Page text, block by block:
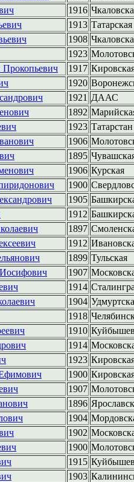
1916
1913 Татарская
1908
1923
Прокопьевич 1917
1920
1921 ДААС
1892
1923 Татарстан
1906
1895
1906 Курская
1900
1905
1912
1897
1912
1899 Тульская
1907
1914
1904
1918
1910
1914
1923
1900
1907
1896
1904
1902
1900
1915
1903